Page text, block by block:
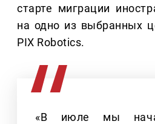
старте миграции
на одно из выбранных
PIX Robotics.
«В июле мы